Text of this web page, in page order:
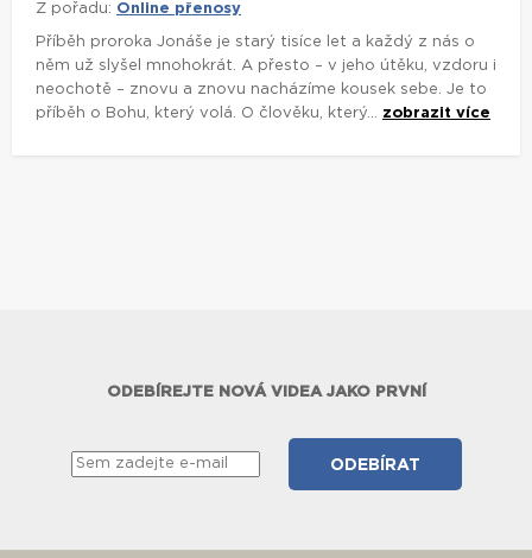
Z pořadu: Online přenosy
Příběh proroka Jonáše je starý tisíce let a každý z nás o
něm už slyšel mnohokrát. A přesto – v jeho útěku, vzdoru i
neochotě – znovu a znovu nacházíme kousek sebe. Je to
příběh o Bohu, který volá. O člověku, který... zobrazit více
ODEBÍREJTE NOVÁ VIDEA JAKO PRVNÍ